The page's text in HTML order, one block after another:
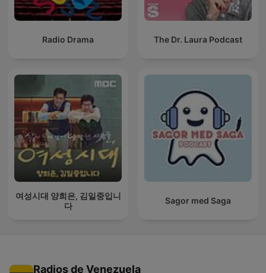
Radio Drama The Dr. Laura Podcast
여성시대 양희은, 김일중입니
다
Sagor med Saga
Radios de Venezuela